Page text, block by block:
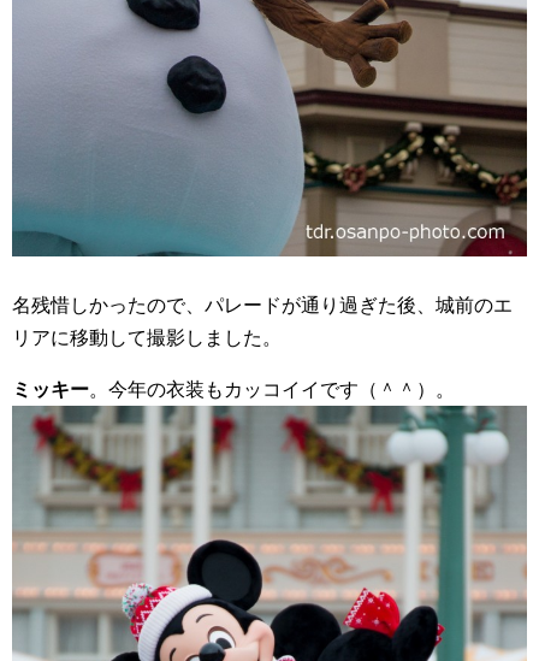
名残惜しかったので、パレードが通り過ぎた後、城前のエ
リアに移動して撮影しました。
ミッキー。今年の衣装もカッコイイです（＾＾）。